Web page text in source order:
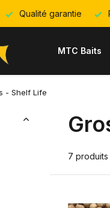
Qualité garantie
MTC Baits
- Shelf Life
7 produits